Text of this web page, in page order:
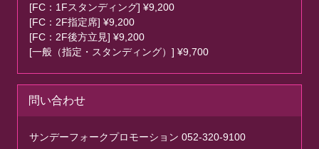
[FC：1Fスタンディング] ¥9,200
[FC：2F指定席] ¥9,200
[FC：2F後方立見] ¥9,200
[一般（指定・スタンディング）] ¥9,700
問い合わせ
サンデーフォークプロモーション 052-320-9100